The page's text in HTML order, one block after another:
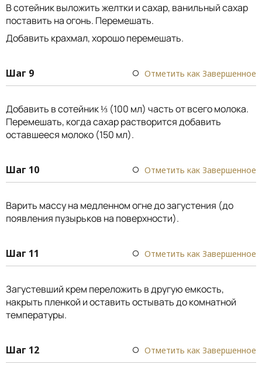
В сотейник выложить желтки и сахар, ванильный сахар
поставить на огонь. Перемешать.
Добавить крахмал, хорошо перемешать.
Шаг 9 Отметить как Завершенное
Добавить в сотейник ⅓ (100 мл) часть от всего молока.
Перемешать, когда сахар растворится добавить
оставшееся молоко (150 мл).
Шаг 10 Отметить как Завершенное
Варить массу на медленном огне до загустения (до
появления пузырьков на поверхности).
Шаг 11 Отметить как Завершенное
Загустевший крем переложить в другую емкость,
накрыть пленкой и оставить остывать до комнатной
температуры.
Шаг 12 Отметить как Завершенное